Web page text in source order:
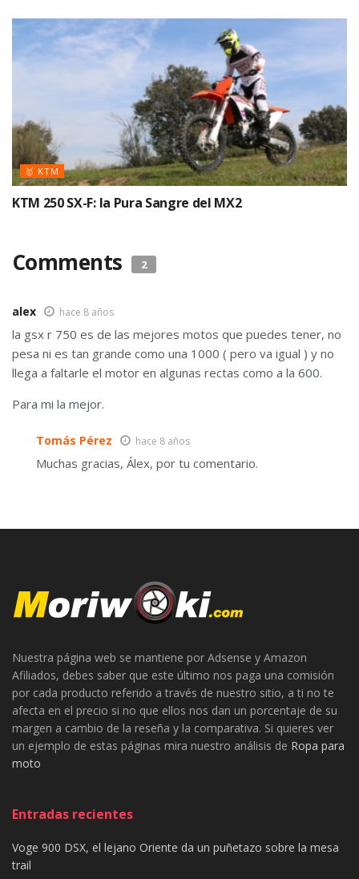
🥇 KTM
KTM 250 SX-F: la Pura Sangre del MX2
Comments 2
alex hace 8 años
la gsx r 750 es de las mejores motos que puedes tener, no
pesa ni es tan grande como una 1000 ( pero va igual ) y no
llega a faltarle el motor en algunas rectas como a la 600.
Para mi la mejor.
Tomás Pérez hace 8 años
Muchas gracias, Álex, por tu comentario.
Nuestra página web se mantiene por Adsense y Amazon
Afiliados, debes saber que este último nos paga una comisión
por cada producto referido a través de nuestro sitio, a ti no te
afecta en el precio si no que ellos nos dan un porcentaje de su
margen a cambio de la reseña y la comparativa. Si quieres ver
un ejemplo de estas páginas mira nuestro análisis de Ropa para
moto
Entradas recientes
Voge 900 DSX, el lejano Oriente da un puñetazo sobre la mesa
trail